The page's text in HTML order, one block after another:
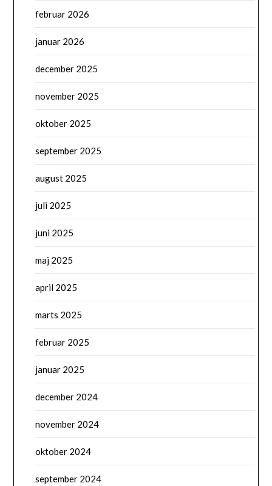
februar 2026
januar 2026
december 2025
november 2025
oktober 2025
september 2025
august 2025
juli 2025
juni 2025
maj 2025
april 2025
marts 2025
februar 2025
januar 2025
december 2024
november 2024
oktober 2024
september 2024